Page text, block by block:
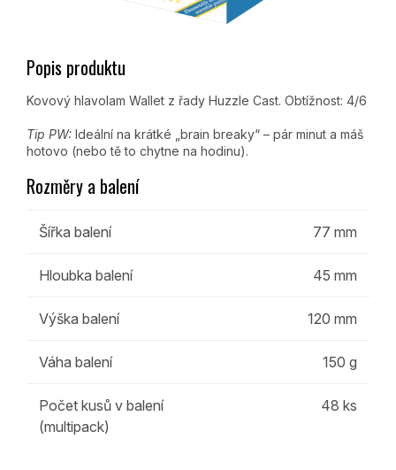
Popis produktu
Kovový hlavolam Wallet z řady Huzzle Cast. Obtížnost: 4/6
Tip PW: Ideální na krátké „brain breaky“ – pár minut a máš
hotovo (nebo tě to chytne na hodinu).
Rozměry a balení
Šířka balení 77 mm
Hloubka balení 45 mm
Výška balení 120 mm
Váha balení 150 g
Počet kusů v balení
(multipack)
48 ks